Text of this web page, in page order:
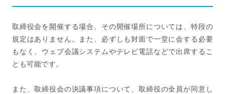
取締役会を開催する場合、その開催場所については、特段の
規定はありません。また、必ずしも対面で一堂に会する必要
もなく、ウェブ会議システムやテレビ電話などで出席するこ
とも可能です。
また、取締役会の決議事項について、取締役の全員が同意し